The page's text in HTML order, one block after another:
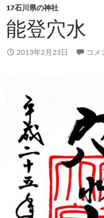
17石川県の神社
能登穴水
2013年2月23日 コメ